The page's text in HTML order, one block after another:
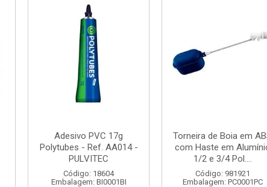
Adesivo PVC 17g
Polytubes - Ref. AA014 -
PULVITEC
Código: 18604
Embalagem: BI0001BI
Torneira de Boia em
com Haste em
1/2 e 3/4 Pol....
Código: 981921
Embalagem: PC0001PC